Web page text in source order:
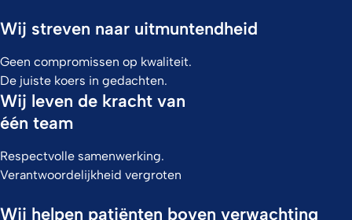
Wij streven naar uitmuntendheid
Geen compromissen op kwaliteit.
De juiste koers in gedachten.
Wij leven de kracht van
één team
Respectvolle samenwerking.
Verantwoordelijkheid vergroten
Wij helpen patiënten boven verwachting